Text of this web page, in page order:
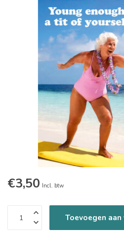
€3,50 Incl. btw
Toevoegen